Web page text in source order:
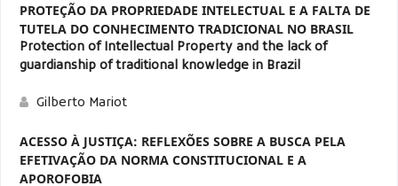
PROTEÇÃO DA PROPRIEDADE INTELECTUAL E A FALTA DE
TUTELA DO CONHECIMENTO TRADICIONAL NO BRASIL
Protection of Intellectual Property and the lack of
guardianship of traditional knowledge in Brazil
Gilberto Mariot
ACESSO À JUSTIÇA: REFLEXÕES SOBRE A BUSCA PELA
EFETIVAÇÃO DA NORMA CONSTITUCIONAL E A
APOROFOBIA